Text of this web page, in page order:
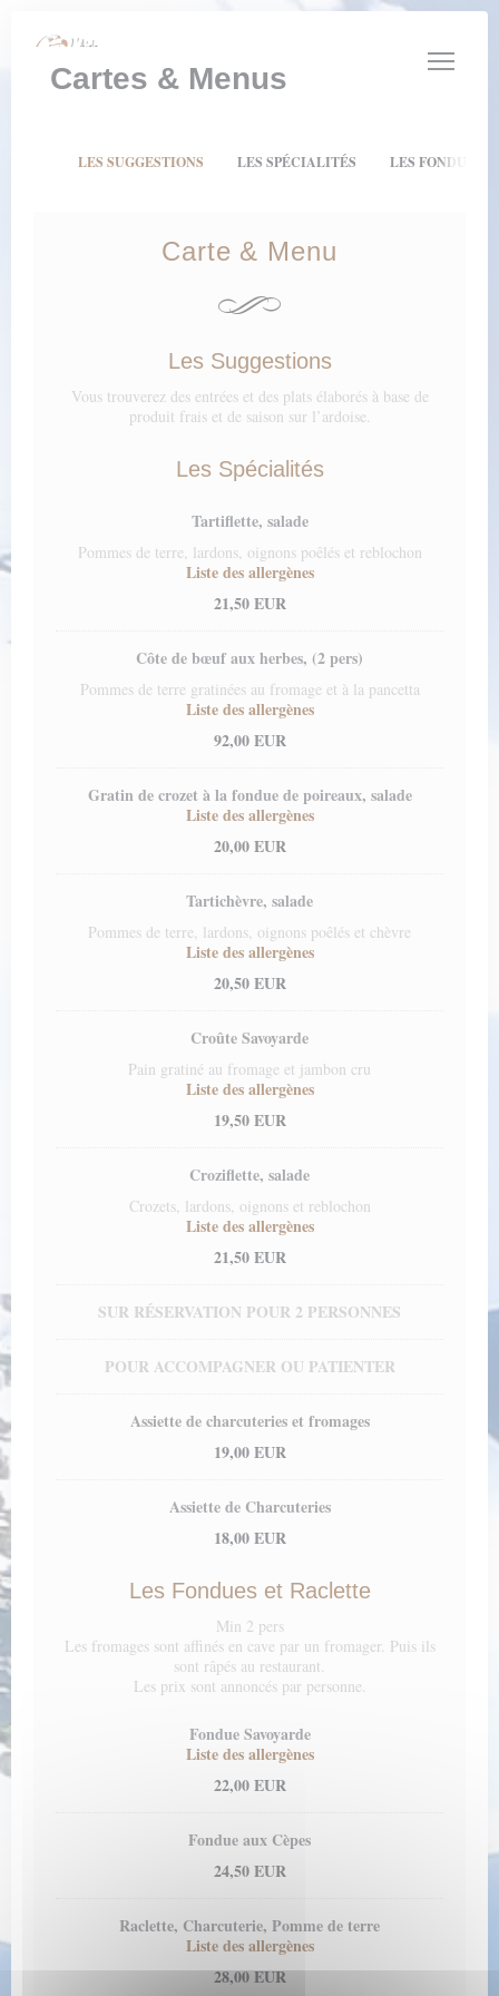
Personnalisation de vos choix en matière de cookies
Cartes & Menus
Carte & Menu
Les Suggestions
Vous trouverez des entrées et des plats élaborés à base de
produit frais et de saison sur l’ardoise.
Les Spécialités
Tartiflette, salade
Pommes de terre, lardons, oignons poêlés et reblochon
Liste des allergènes
21,50 EUR
Côte de bœuf aux herbes, (2 pers)
Pommes de terre gratinées au fromage et à la pancetta
Liste des allergènes
92,00 EUR
Gratin de crozet à la fondue de poireaux, salade
Liste des allergènes
20,00 EUR
Tartichèvre, salade
Pommes de terre, lardons, oignons poêlés et chèvre
Liste des allergènes
20,50 EUR
Croûte Savoyarde
Pain gratiné au fromage et jambon cru
Liste des allergènes
19,50 EUR
Croziflette, salade
Crozets, lardons, oignons et reblochon
Liste des allergènes
21,50 EUR
SUR RÉSERVATION POUR 2 PERSONNES
POUR ACCOMPAGNER OU PATIENTER
Assiette de charcuteries et fromages
19,00 EUR
Assiette de Charcuteries
18,00 EUR
Les Fondues et Raclette
Min 2 pers
Les fromages sont affinés en cave par un fromager. Puis ils
sont râpés au restaurant.
Les prix sont annoncés par personne.
Fondue Savoyarde
Liste des allergènes
22,00 EUR
Fondue aux Cèpes
24,50 EUR
Raclette, Charcuterie, Pomme de terre
Liste des allergènes
28,00 EUR
LES SUGGESTIONS LES SPÉCIALITÉS LES FONDUES